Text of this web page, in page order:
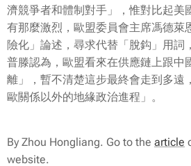
濟競爭者和體制對手」，惟對比起美
有那麼激烈，歐盟委員會主席馮德萊
險化」論述，尋求代替「脫鈎」用詞
普滕認為，歐盟看來在供應鏈上跟中
離」，暫不清楚這步最終會走到多遠
歐關係以外的地緣政治進程」。
By Zhou Hongliang. Go to the article
website.